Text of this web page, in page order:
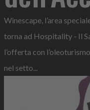
Winescape, l’area
torna ad Hospitality - Il
l’offerta con
nel setto...